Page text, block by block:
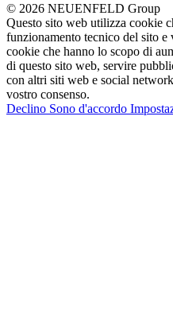
© 2026 NEUENFELD Group
Questo sito web utilizza cookie
funzionamento tecnico del sito
cookie che hanno lo scopo di
di questo sito web, servire
con altri siti web e social
vostro consenso.
Declino Sono d'accordo